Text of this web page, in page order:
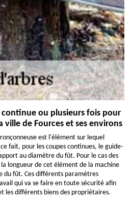
continue ou plusieurs fois pour
de Fources et ses environs
est l'élément sur lequel
fait, pour les coupes continues, le guide-
au diamètre du fût. Pour le cas des
longueur de cet élément de la machine
fût. Ces différents paramètres
qui va se faire en toute sécurité afin
les différents biens des propriétaires.